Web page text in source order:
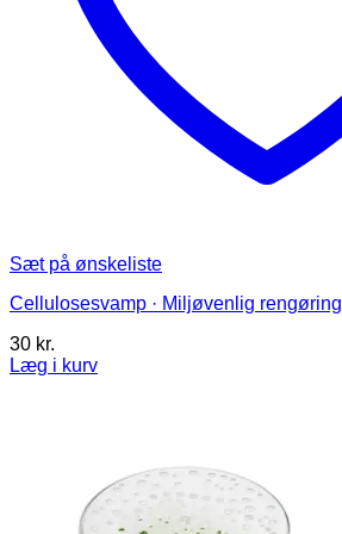
Sæt på ønskeliste
Cellulosesvamp · Miljøvenlig
30 kr.
Læg i kurv
Mulighederne